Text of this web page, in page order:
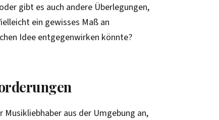
gibt es auch andere Überlegungen,
ein gewisses Maß an
Idee entgegenwirken könnte?
aus der Umgebung an,